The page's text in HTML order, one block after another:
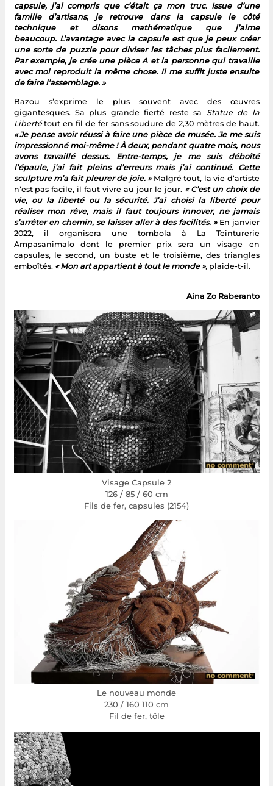
capsule, j’ai compris que c’était ça mon truc. Issue d’une
famille d’artisans, je retrouve dans la capsule le côté
technique et disons mathématique que j’aime
beaucoup. L’avantage avec la capsule est que je peux créer
une sorte de puzzle pour diviser les tâches plus facilement.
Par exemple, je crée une pièce A et la personne qui travaille
avec moi reproduit la même chose. Il me suffit juste ensuite
de faire l’assemblage. »
Bazou s’exprime le plus souvent avec des œuvres
gigantesques. Sa plus grande fierté reste sa Statue de la
Libertétout en fil de fer sans soudure de 2,30 mètres de haut.
« Je pense avoir réussi à faire une pièce de musée. Je me suis
impressionné moi-même ! À deux, pendant quatre mois, nous
avons travaillé dessus. Entre-temps, je me suis déboîté
l’épaule, j’ai fait pleins d’erreurs mais j’ai continué. Cette
sculpture m’a fait pleurer de joie. » Malgré tout, la vie d’artiste
n’est pas facile, il faut vivre au jour le jour. « C’est un choix de
vie, ou la liberté ou la sécurité. J’ai choisi la liberté pour
réaliser mon rêve, mais il faut toujours innover, ne jamais
s’arrêter en chemin, se laisser aller à des facilités. »En janvier
2022, il organisera une tombola à La Teinturerie
Ampasanimalo dont le premier prix sera un visage en
capsules, le second, un buste et le troisième, des triangles
emboîtés. « Mon art appartient à tout le monde », plaide-t-il.
Aina Zo Raberanto
Visage Capsule 2
126 / 85 / 60 cm
Fils de fer, capsules (2154)
Le nouveau monde
230 / 160 110 cm
Fil de fer, tôle